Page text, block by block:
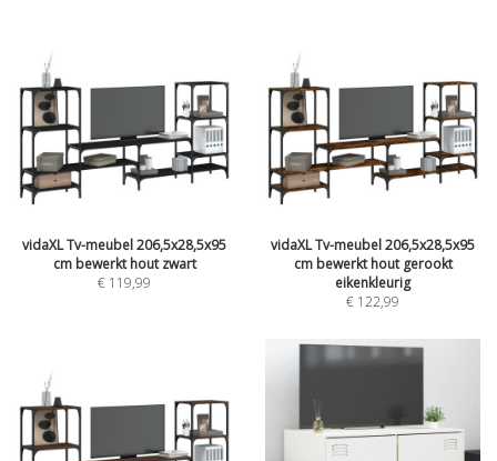
vidaXL Tv-meubel 206,5x28,5x95
cm bewerkt hout zwart
€ 119,99
vidaXL Tv-meubel 206,5x28,5x95
cm bewerkt hout gerookt
eikenkleurig
€ 122,99